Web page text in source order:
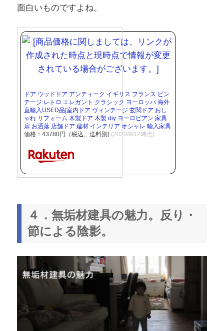
面白いものですよね。
ドア ウッドドア アンティーク イギリス フランス ビン
テージ レトロ エレガント クラシック ヨーロッパ 海外
直輸入USED品|室内ドア ヴィンテージ 玄関ドア おし
ゃれ リフォーム 木製ドア 木製 diy ヨーロピアン 家具
扉 お洒落 店舗ドア 建材 インテリア オシャレ 輸入家具
価格：43780円（税込、送料別) (2020/9/12時点)
４．無垢材建具の魅力。反り・
節による陰影。